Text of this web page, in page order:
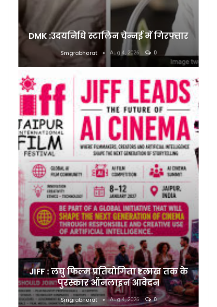
DMK :उदयनिधि स्टालिन चेन्नई में गिरफ्तार
Smgrabharat Aug 4, 2026 0
JIFF : लघु फिल्म प्रतियोगिता ₹1 लाख तक के
पुरस्कार ऑनलाइन आवेदन
Smgrabharat Aug 4, 2026 0